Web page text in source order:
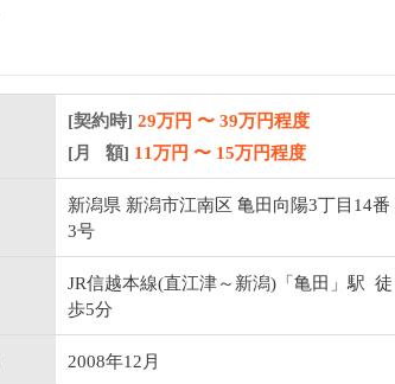
[契約時] 29万円 〜 39万円程度
[月 額] 11万円 〜 15万円程度
新潟県 新潟市江南区 亀田向陽3丁目14番
3号
JR信越本線(直江津～新潟)「亀田」駅 徒
歩5分
2008年12月